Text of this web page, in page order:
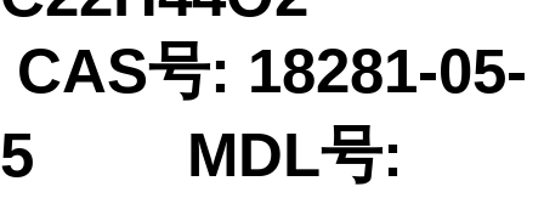
CAS号: 18281-05-
5 MDL号: